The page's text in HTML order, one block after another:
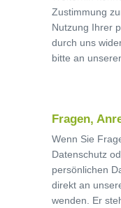
Zustimmung
Nutzung Ihrer
durch uns
bitte an
Fragen,
Wenn Sie
Datenschutz
persönlichen
direkt an
wenden. Er